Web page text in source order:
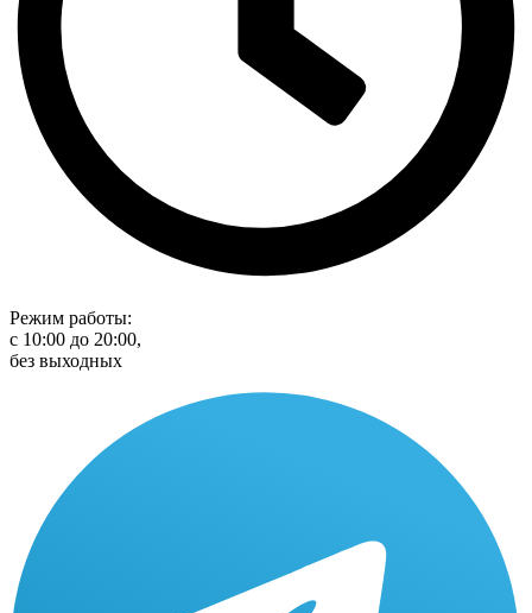
Режим работы:
с 10:00 до 20:00,
без выходных